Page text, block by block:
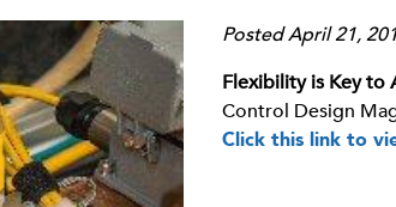
Posted April 21,
Flexibility is Key to
Control Design
Click this link to